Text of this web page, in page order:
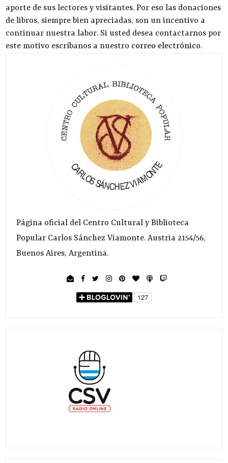
aporte de sus lectores y visitantes. Por eso las donaciones
de libros, siempre bien apreciadas, son un incentivo a
continuar nuestra labor. Si usted desea contactarnos por
este motivo escríbanos a nuestro correo electrónico.
Página oficial del Centro Cultural y Biblioteca
Popular Carlos Sánchez Viamonte. Austria 2154/56,
Buenos Aires, Argentina.